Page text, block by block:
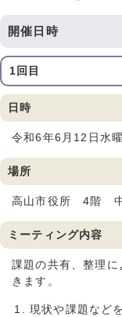
開催日時
1回目
日時
令和6年6月12日水
場所
高山市役所 4階
ミーティング内容
課題の共有、整理
きます。
現状や課題など